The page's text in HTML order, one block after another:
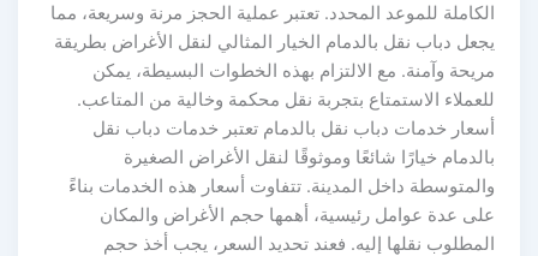
الكاملة للموعد المحدد. تعتبر عملية الحجز مرنة وسريعة، مما
يجعل دباب نقل بالدمام الخيار المثالي لنقل الأغراض بطريقة
مريحة وآمنة. مع الالتزام بهذه الخطوات البسيطة، يمكن
للعملاء الاستمتاع بتجربة نقل محكمة وخالية من المتاعب.
أسعار خدمات دباب نقل بالدمام تعتبر خدمات دباب نقل
بالدمام خيارًا شائعًا وموثوقًا لنقل الأغراض الصغيرة
والمتوسطة داخل المدينة. تتفاوت أسعار هذه الخدمات بناءً
على عدة عوامل رئيسية، أهمها حجم الأغراض والمكان
المطلوب نقلها إليه. فعند تحديد السعر، يجب أخذ حجم